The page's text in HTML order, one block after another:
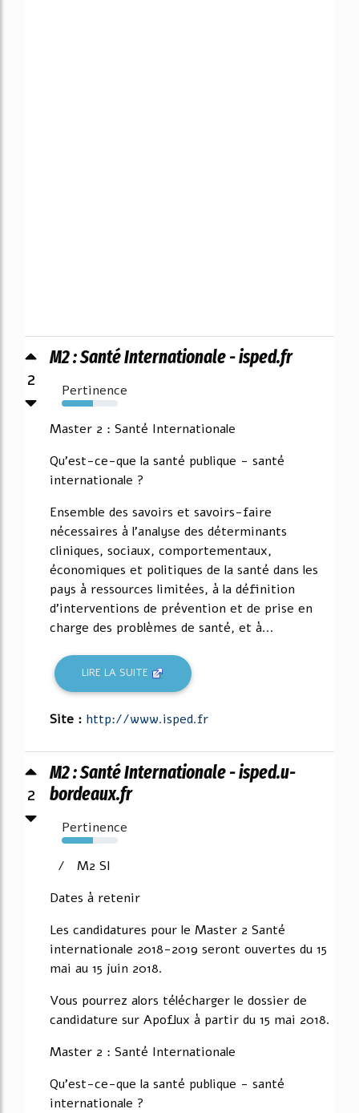
2
M2 : Santé Internationale - isped.fr
Pertinence
56%
Master 2 : Santé Internationale
Qu'est-ce-que la santé publique - santé
internationale ?
Ensemble des savoirs et savoirs-faire
nécessaires à l'analyse des déterminants
cliniques, sociaux, comportementaux,
économiques et politiques de la santé dans les
pays à ressources limitées, à la définition
d'interventions de prévention et de prise en
charge des problèmes de santé, et à...
LIRE LA SUITE
Site : http://www.isped.fr
2
M2 : Santé Internationale - isped.u-
bordeaux.fr
Pertinence
56%
/ M2 SI
Dates à retenir
Les candidatures pour le Master 2 Santé
internationale 2018-2019 seront ouvertes du 15
mai au 15 juin 2018.
Vous pourrez alors télécharger le dossier de
candidature sur Apoflux à partir du 15 mai 2018.
Master 2 : Santé Internationale
Qu'est-ce-que la santé publique - santé
internationale ?